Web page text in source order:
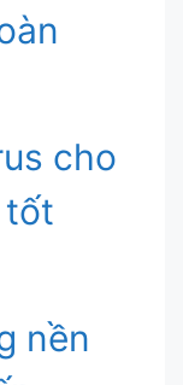
cho
tốt
nền